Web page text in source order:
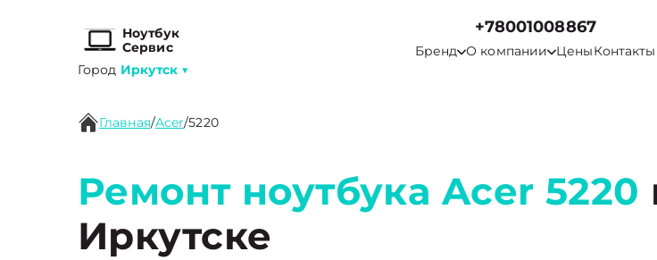
Ноутбук
Сервис
Город Иркутск ▼
+78001008867
Бренд О компании ЦеныКонтакты
Главная/Acer/5220
Ремонт ноутбука Acer 5220
Иркутске